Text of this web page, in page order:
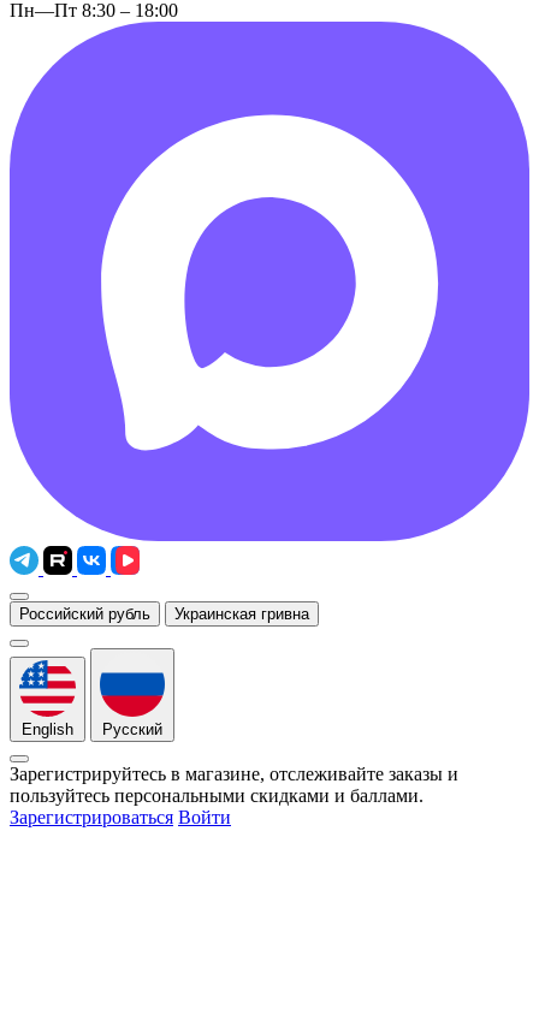
Пн—Пт 8:30 – 18:00
Российский рубль Украинская гривна
English Русский
Зарегистрируйтесь в магазине, отслеживайте заказы и
пользуйтесь персональными скидками и баллами.
Зарегистрироваться Войти